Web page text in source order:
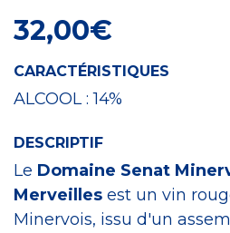
32,00€
CARACTÉRISTIQUES
ALCOOL :14%
DESCRIPTIF
Le Domaine Senat
Merveilles est un vin
Minervois, issu d'un